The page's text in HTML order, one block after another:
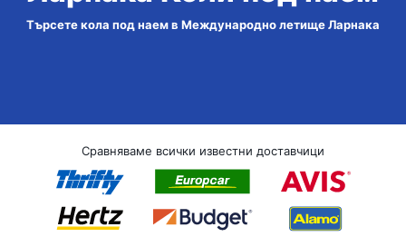
Търсете кола под наем в Международно летище Ларнака
Сравняваме всички известни доставчици